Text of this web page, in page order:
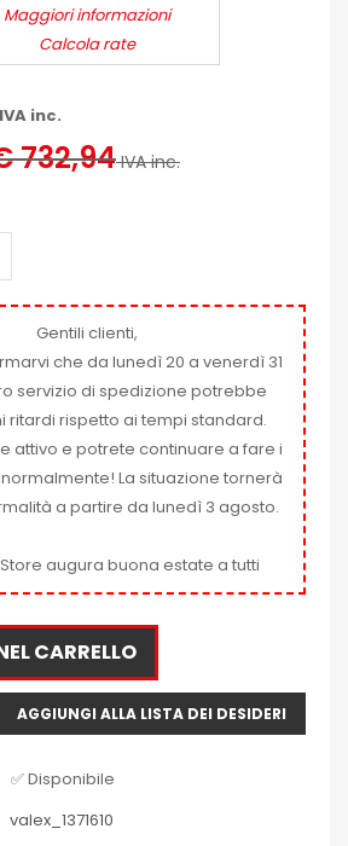
Maggiori informazioni
Calcola rate
IVA inc.
732,94IVA inc.
Gentili clienti,
che da lunedì 20 a venerdì 31
servizio di spedizione potrebbe
ritardi rispetto ai tempi standard.
attivo e potrete continuare a fare i
La situazione tornerà
a partire da lunedì 3 agosto.
augura buona estate a tutti
CARRELLO
AGGIUNGI ALLA LISTA DEI DESIDERI
✅ Disponibile
valex_1371610